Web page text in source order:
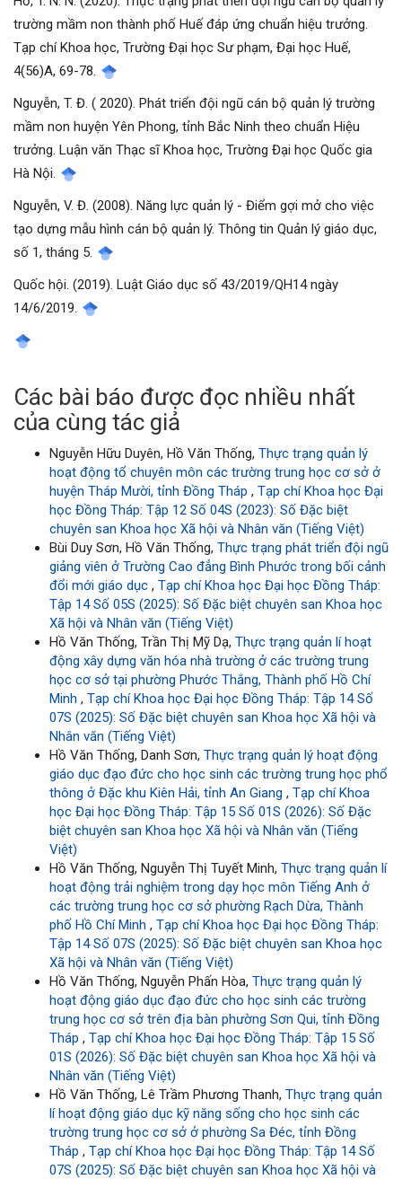
trường mầm non thành phố Huế đáp ứng chuẩn hiệu trưởng.
Tạp chí Khoa học, Trường Đại học Sư phạm, Đại học Huế,
4(56)A, 69-78.
Nguyễn, T. Đ. ( 2020). Phát triển đội ngũ cán bộ quản lý trường
mầm non huyện Yên Phong, tỉnh Bắc Ninh theo chuẩn Hiệu
trưởng. Luận văn Thạc sĩ Khoa học, Trường Đại học Quốc gia
Hà Nội.
Nguyễn, V. Đ. (2008). Năng lực quản lý - Điểm gợi mở cho việc
tạo dựng mẫu hình cán bộ quản lý. Thông tin Quản lý giáo dục,
số 1, tháng 5.
Quốc hội. (2019). Luật Giáo dục số 43/2019/QH14 ngày
14/6/2019.
Các bài báo được đọc nhiều nhất
của cùng tác giả
Nguyễn Hữu Duyên, Hồ Văn Thống, Thực trạng quản lý
hoạt động tổ chuyên môn các trường trung học cơ sở ở
huyện Tháp Mười, tỉnh Đồng Tháp , Tạp chí Khoa học Đại
học Đồng Tháp: Tập 12 Số 04S (2023): Số Đặc biệt
chuyên san Khoa học Xã hội và Nhân văn (Tiếng Việt)
Bùi Duy Sơn, Hồ Văn Thống, Thực trạng phát triển đội ngũ
giảng viên ở Trường Cao đẳng Bình Phước trong bối cảnh
đổi mới giáo dục , Tạp chí Khoa học Đại học Đồng Tháp:
Tập 14 Số 05S (2025): Số Đặc biệt chuyên san Khoa học
Xã hội và Nhân văn (Tiếng Việt)
Hồ Văn Thống, Trần Thị Mỹ Dạ, Thực trạng quản lí hoạt
động xây dựng văn hóa nhà trường ở các trường trung
học cơ sở tại phường Phước Thắng, Thành phố Hồ Chí
Minh , Tạp chí Khoa học Đại học Đồng Tháp: Tập 14 Số
07S (2025): Số Đặc biệt chuyên san Khoa học Xã hội và
Nhân văn (Tiếng Việt)
Hồ Văn Thống, Danh Sơn, Thực trạng quản lý hoạt động
giáo dục đạo đức cho học sinh các trường trung học phổ
thông ở Đặc khu Kiên Hải, tỉnh An Giang , Tạp chí Khoa
học Đại học Đồng Tháp: Tập 15 Số 01S (2026): Số Đặc
biệt chuyên san Khoa học Xã hội và Nhân văn (Tiếng
Việt)
Hồ Văn Thống, Nguyễn Thị Tuyết Minh, Thực trạng quản lí
hoạt động trải nghiệm trong dạy học môn Tiếng Anh ở
các trường trung học cơ sở phường Rạch Dừa, Thành
phố Hồ Chí Minh , Tạp chí Khoa học Đại học Đồng Tháp:
Tập 14 Số 07S (2025): Số Đặc biệt chuyên san Khoa học
Xã hội và Nhân văn (Tiếng Việt)
Hồ Văn Thống, Nguyễn Phấn Hòa, Thực trạng quản lý
hoạt động giáo dục đạo đức cho học sinh các trường
trung học cơ sở trên địa bàn phường Sơn Qui, tỉnh Đồng
Tháp , Tạp chí Khoa học Đại học Đồng Tháp: Tập 15 Số
01S (2026): Số Đặc biệt chuyên san Khoa học Xã hội và
Nhân văn (Tiếng Việt)
Hồ Văn Thống, Lê Trầm Phương Thanh, Thực trạng quản
lí hoạt động giáo dục kỹ năng sống cho học sinh các
trường trung học cơ sở ở phường Sa Đéc, tỉnh Đồng
Tháp , Tạp chí Khoa học Đại học Đồng Tháp: Tập 14 Số
07S (2025): Số Đặc biệt chuyên san Khoa học Xã hội và